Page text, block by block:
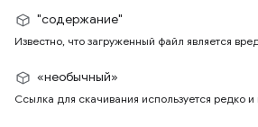
"содержание"
Известно, что загруженный файл является
«необычный»
Ссылка для скачивания используется редко